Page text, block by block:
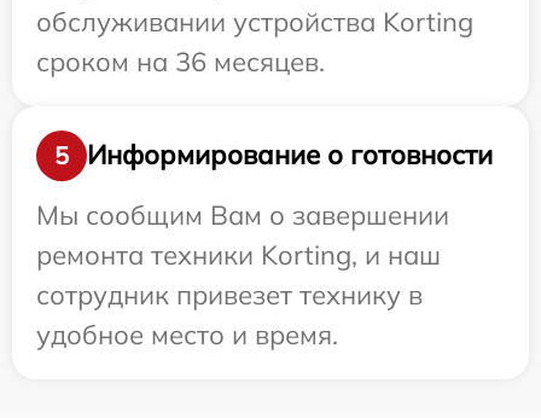
обслуживании устройства Korting
сроком на 36 месяцев.
5
Информирование о готовности
Мы сообщим Вам о завершении
ремонта техники Korting, и наш
сотрудник привезет технику в
удобное место и время.